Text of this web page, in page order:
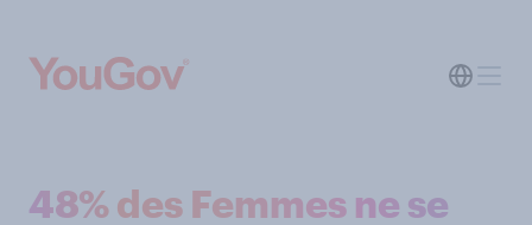
48% des Femmes ne se